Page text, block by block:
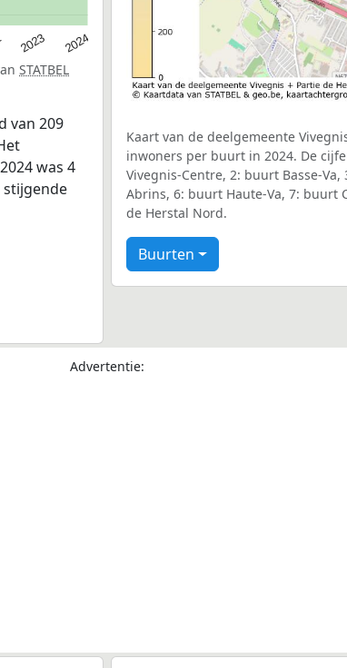
2023 2024
STATBEL
van 209
was 4
stijgende
Kaart van de deelgemeente
inwoners per buurt in 2024. De
Vivegnis-Centre, 2: buurt Basse-
Abrins, 6: buurt Haute-Va, 7: buurt
de Herstal Nord.
Buurten
Advertentie: